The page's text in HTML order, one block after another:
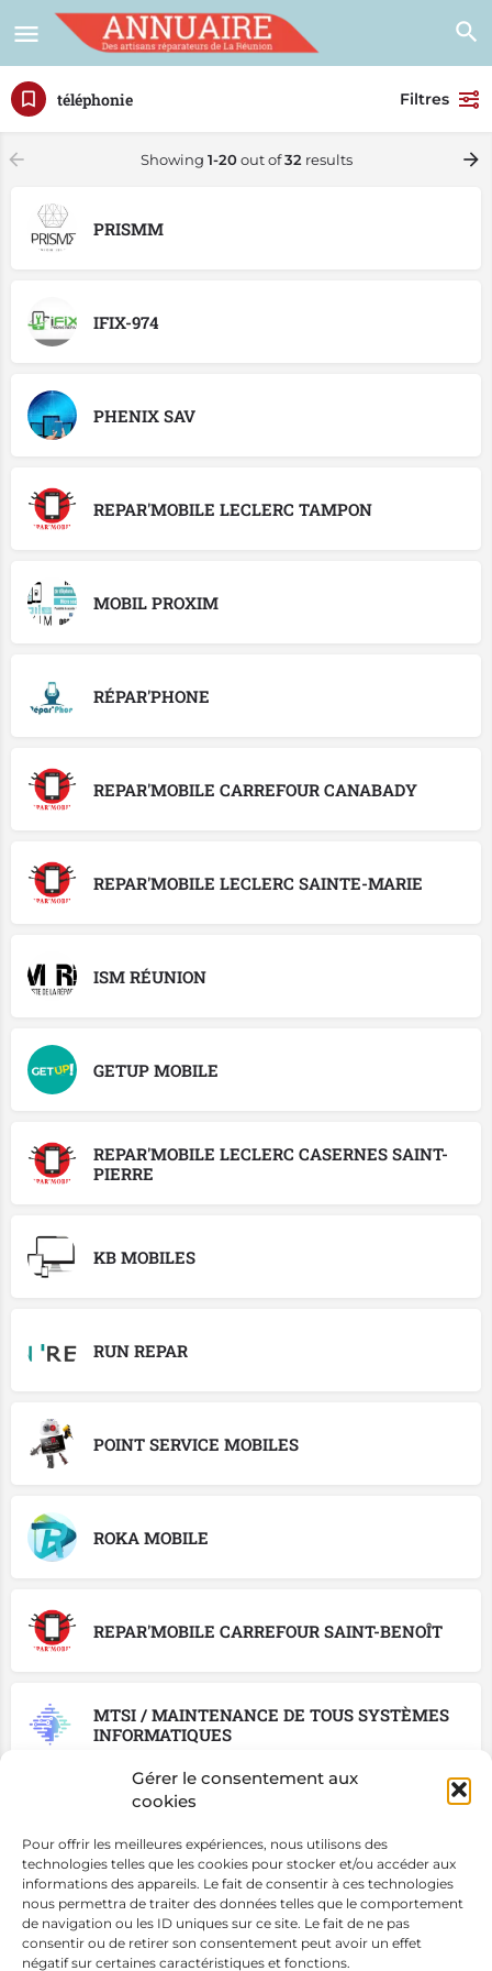
Gérer le consentement aux
cookies
Pour offrir les meilleures expériences, nous utilisons des
technologies telles que les cookies pour stocker et/ou accéder aux
informations des appareils. Le fait de consentir à ces technologies
nous permettra de traiter des données telles que le comportement
de navigation ou les ID uniques sur ce site. Le fait de ne pas
consentir ou de retirer son consentement peut avoir un effet
négatif sur certaines caractéristiques et fonctions.
téléphonie Filtres
Showing 1-20out of32 results
PRISMM
IFIX-974
PHENIX SAV
REPAR'MOBILE LECLERC TAMPON
MOBIL PROXIM
RÉPAR'PHONE
REPAR'MOBILE CARREFOUR CANABADY
REPAR'MOBILE LECLERC SAINTE-MARIE
ISM RÉUNION
GETUP MOBILE
REPAR'MOBILE LECLERC CASERNES SAINT-
PIERRE
KB MOBILES
RUN REPAR
POINT SERVICE MOBILES
ROKA MOBILE
REPAR'MOBILE CARREFOUR SAINT-BENOÎT
MTSI / MAINTENANCE DE TOUS SYSTÈMES
INFORMATIQUES
REPAR'MOBILE INTERMARK SAVANNA
SAINT-PAUL